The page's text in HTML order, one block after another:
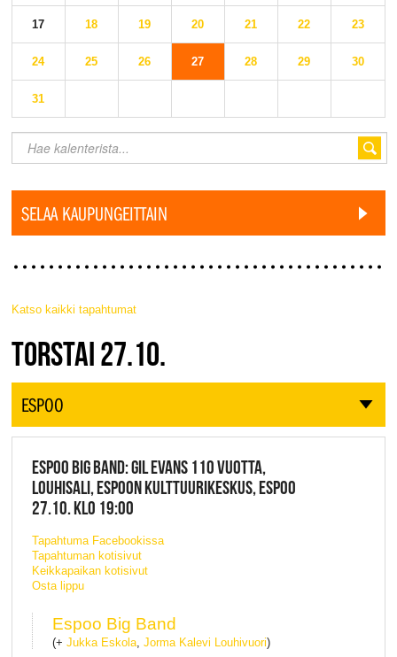
17 18 19 20 21 22 23
24 25 26 27 28 29 30
31
SELAA KAUPUNGEITTAIN
Katso kaikki tapahtumat
JAZZ FINLAND LIVE
TORSTAI 27.10.
ESPOO
ESPOO BIG BAND: GIL EVANS 110 VUOTTA,
LOUHISALI, ESPOON KULTTUURIKESKUS, ESPOO
27.10. KLO 19:00
Tapahtuma Facebookissa
Tapahtuman kotisivut
Keikkapaikan kotisivut
Osta lippu
Espoo Big Band
(+ Jukka Eskola, Jorma Kalevi Louhivuori)